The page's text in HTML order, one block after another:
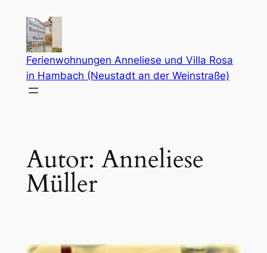
Inhalt
springen
Ferienwohnungen Anneliese und Villa Rosa
in Hambach (Neustadt an der Weinstraße)
Autor: Anneliese
Müller